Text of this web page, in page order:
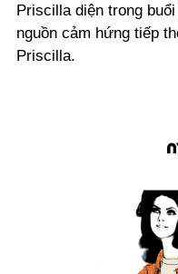
Priscilla diện trong
nguồn cảm hứng tiếp
Priscilla.